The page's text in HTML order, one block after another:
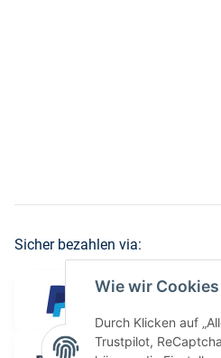
Wie wir
Durch Klicken auf
Trustpilot,
Sicher bezahlen via: